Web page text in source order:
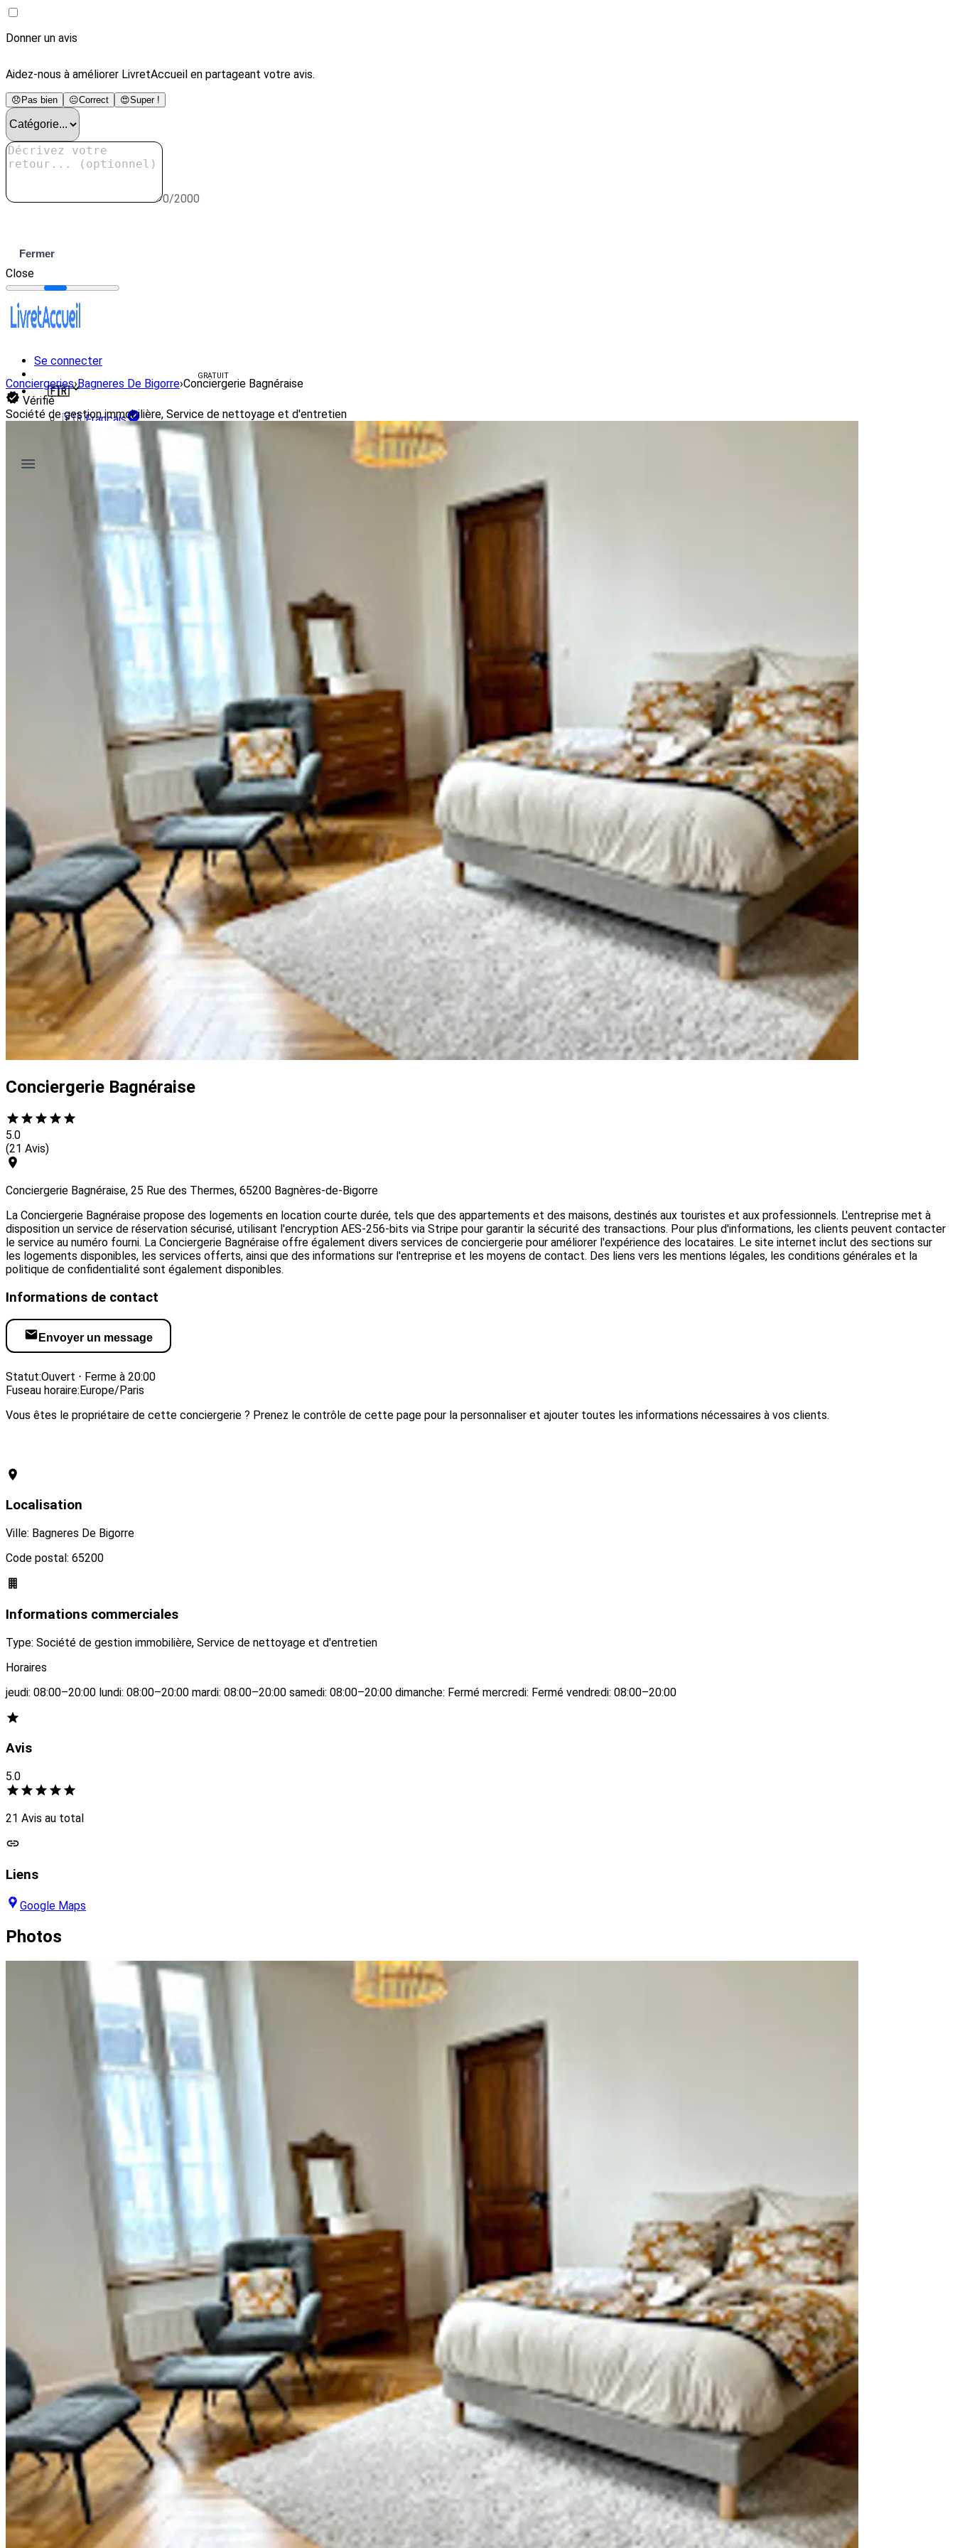
Donner un avis
Aidez-nous à améliorer LivretAccueil en partageant votre avis.
😞 Pas bien 😐Correct 😍Super !
0/2000
Fermer
Close
Se connecter
GRATUIT
🇫🇷
🇫🇷Français
English
Conciergeries›Bagneres De Bigorre›Conciergerie Bagnéraise
Vérifié
Société de gestion immobilière, Service de nettoyage et d'entretien
Conciergerie Bagnéraise
5.0
(21 Avis)
Conciergerie Bagnéraise, 25 Rue des Thermes, 65200 Bagnères-de-Bigorre
La Conciergerie Bagnéraise propose des logements en location courte durée, tels que des appartements et des maisons, destinés aux touristes et aux professionnels. L'entreprise met à
disposition un service de réservation sécurisé, utilisant l'encryption AES-256-bits via Stripe pour garantir la sécurité des transactions. Pour plus d'informations, les clients peuvent contacter
le service au numéro fourni. La Conciergerie Bagnéraise offre également divers services de conciergerie pour améliorer l'expérience des locataires. Le site internet inclut des sections sur
les logements disponibles, les services offerts, ainsi que des informations sur l'entreprise et les moyens de contact. Des liens vers les mentions légales, les conditions générales et la
politique de confidentialité sont également disponibles.
Informations de contact
Envoyer un message
Statut:Ouvert ⋅ Ferme à 20:00
Fuseau horaire:Europe/Paris
Vous êtes le propriétaire de cette conciergerie ? Prenez le contrôle de cette page pour la personnaliser et ajouter toutes les informations nécessaires à vos clients.
Localisation
Ville: Bagneres De Bigorre
Code postal: 65200
Informations commerciales
Type: Société de gestion immobilière, Service de nettoyage et d'entretien
Horaires
jeudi: 08:00–20:00 lundi: 08:00–20:00 mardi: 08:00–20:00 samedi: 08:00–20:00 dimanche: Fermé mercredi: Fermé vendredi: 08:00–20:00
Avis
5.0
21 Avis au total
Liens
Google Maps
Photos